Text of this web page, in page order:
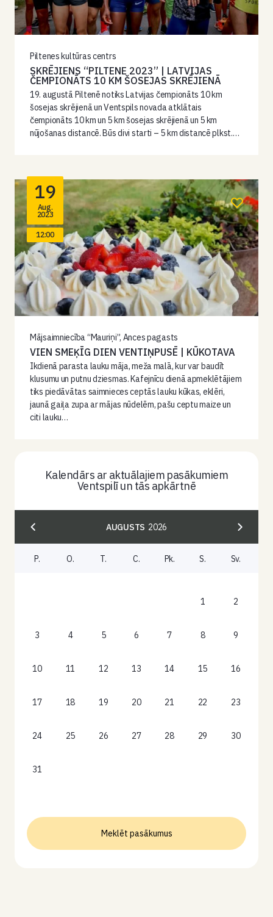
Piltenes kultūras centrs
SKRĒJIENS “PILTENE 2023” | LATVIJAS
ČEMPIONĀTS 10 KM ŠOSEJAS SKRĒJIENĀ
19. augustā Piltenē notiks Latvijas čempionāts 10 km
šosejas skrējienā un Ventspils novada atklātais
čempionāts 10 km un 5 km šosejas skrējienā un 5 km
nūjošanas distancē. Būs divi starti – 5 km distancē plkst.…
19
Aug.
2023
12:00
Mājsaimniecība “Mauriņi”, Ances pagasts
VIEN SMEĶĪG DIEN VENTIŅPUSĒ | KŪKOTAVA
Ikdienā parasta lauku māja, meža malā, kur var baudīt
klusumu un putnu dziesmas. Kafejnīcu dienā apmeklētājiem
tiks piedāvātas saimnieces ceptās lauku kūkas, eklēri,
jaunā gaiļa zupa ar mājas nūdelēm, pašu ceptu maize un
citi lauku…
Kalendārs ar aktuālajiem pasākumiem
Ventspilī un tās apkārtnē
AUGUSTS 2026
P. O. T. C. Pk. S. Sv.
1 2
3 4 5 6 7 8 9
10 11 12 13 14 15 16
17 18 19 20 21 22 23
24 25 26 27 28 29 30
31
Meklēt pasākumus